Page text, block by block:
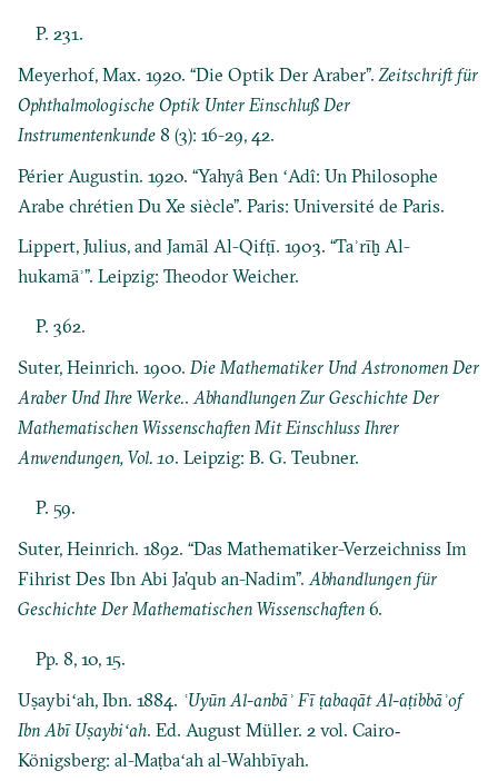
P. 231.
Meyerhof, Max. 1920. “Die Optik Der Araber”.Zeitschrift für
Ophthalmologische Optik Unter Einschluß Der
Instrumentenkunde 8 (3): 16-29, 42.
Périer Augustin. 1920. “Yahyâ Ben ʻAdî: Un Philosophe
Arabe chrétien Du Xe siècle”. Paris: Université de Paris.
Lippert, Julius, and Jamāl Al-Qifṭī. 1903. “Taʾrīḫ Al-
hukamāʾ”. Leipzig: Theodor Weicher.
P. 362.
Suter, Heinrich. 1900.Die Mathematiker Und Astronomen Der
Araber Und Ihre Werke..Abhandlungen Zur Geschichte Der
Mathematischen Wissenschaften Mit Einschluss Ihrer
Anwendungen, Vol. 10. Leipzig: B. G. Teubner.
P. 59.
Suter, Heinrich. 1892. “Das Mathematiker-Verzeichniss Im
Fihrist Des Ibn Abi Ja’qub an-Nadim”. Abhandlungen für
Geschichte Der Mathematischen Wissenschaften 6.
Pp. 8, 10, 15.
Uṣaybiʻah, Ibn. 1884. ʿUyūn Al-anbāʾ Fī ṭabaqāt Al-aṭibbāʾof
Ibn Abī Uṣaybiʻah. Ed. August Müller. 2 vol. Cairo‐
Königsberg: al-Maṭbaʻah al-Wahbīyah.